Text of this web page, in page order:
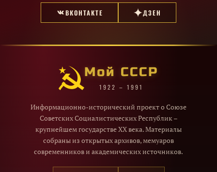
ВКОНТАКТЕ ДЗЕН
Мой СССР
1922 – 1991
Информационно-исторический проект о Союзе
Советских Социалистических Республик –
крупнейшем государстве XX века. Материалы
собраны из открытых архивов, мемуаров
современников и академических источников.